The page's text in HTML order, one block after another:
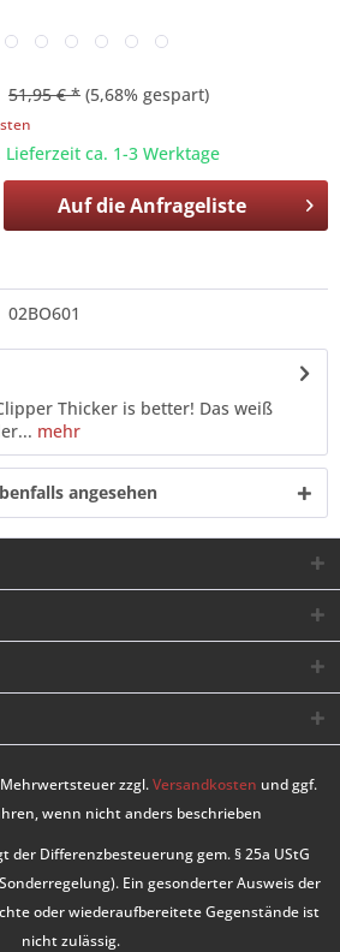
51,95 € * (5,68% gespart)
ca. 1-3 Werktage
Auf dieAnfrageliste
02BO601
Thicker is better! Das weiß
mehr
angesehen
zzgl.Versandkosten und ggf.
wenn nicht anders beschrieben
Differenzbesteuerung gem. § 25a UStG
Ein gesonderter Ausweis der
oder wiederaufbereitete Gegenstände ist
nicht zulässig.